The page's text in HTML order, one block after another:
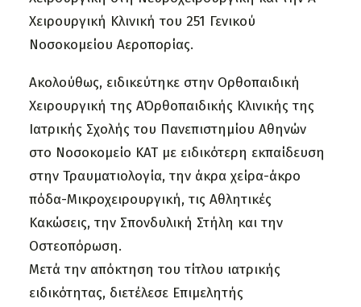
Χειρουργική Κλινική του 251 Γενικού
Νοσοκομείου Αεροπορίας.
Ακολούθως, ειδικεύτηκε στην Ορθοπαιδική
Χειρουργική της Α΄Ορθοπαιδικής Κλινικής της
Ιατρικής Σχολής του Πανεπιστημίου Αθηνών
στο Νοσοκομείο ΚΑΤ με ειδικότερη εκπαίδευση
στην Τραυματιολογία, την άκρα χείρα-άκρο
πόδα-Μικροχειρουργική, τις Αθλητικές
Κακώσεις, την Σπονδυλική Στήλη και την
Οστεοπόρωση.
Μετά την απόκτηση του τίτλου ιατρικής
ειδικότητας, διετέλεσε Επιμελητής